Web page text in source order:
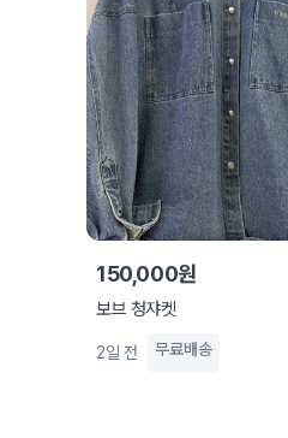
150,000원
보브 청쟈켓
2일 전 무료배송